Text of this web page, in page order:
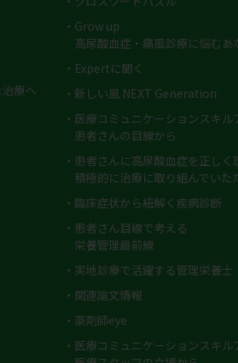
療へ
・Grow up
高尿酸血症・痛風診療に悩むあ
・Expertに聞く
・新しい風 NEXT Generation
・医療コミュニケーションスキル
患者さんの目線から
・患者さんに高尿酸血症を正しく
積極的に治療に取り組んでいた
・臨床症状から紐解く疾病診断​
・患者さん目線で考える
栄養管理最前線​
・実地診療で活躍する管理栄養士
・関連論文情報​
・薬剤師eye
・医療コミュニケーションスキル